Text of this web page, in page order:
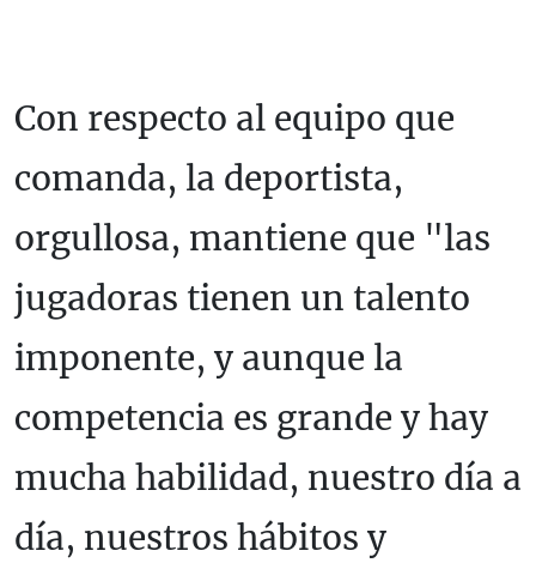
Con respecto al equipo que
comanda, la deportista,
orgullosa, mantiene que "las
jugadoras tienen un talento
imponente, y aunque la
competencia es grande y hay
mucha habilidad, nuestro día a
día, nuestros hábitos y